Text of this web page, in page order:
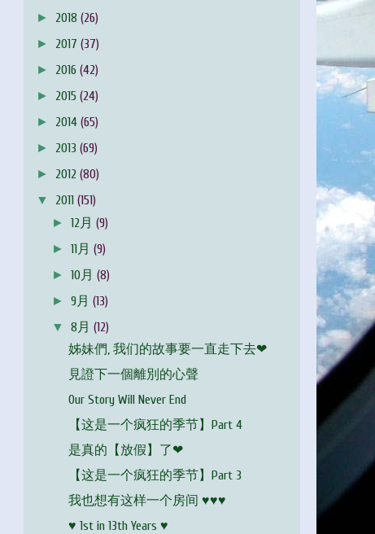
► 2018 (26)
► 2017 (37)
► 2016 (42)
► 2015 (24)
► 2014 (65)
► 2013 (69)
► 2012 (80)
▼ 2011 (151)
►12月(9)
►11月(9)
►10月(8)
►9月(13)
▼8月(12)
姊妹們, 我们的故事要一直走下去❤
見證下一個離別的心聲
Our Story Will Never End
【这是一个疯狂的季节】Part 4
是真的【放假】了❤
【这是一个疯狂的季节】Part 3
我也想有这样一个房间 ♥♥♥
♥ 1st in 13th Years ♥